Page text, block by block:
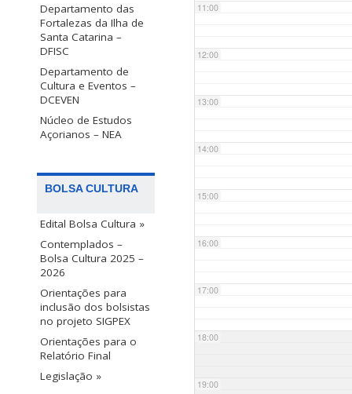
Departamento das
Fortalezas da Ilha de
Santa Catarina –
DFISC
Departamento de
Cultura e Eventos –
DCEVEN
Núcleo de Estudos
Açorianos – NEA
BOLSA CULTURA
Edital Bolsa Cultura »
Contemplados –
Bolsa Cultura 2025 –
2026
Orientações para
inclusão dos bolsistas
no projeto SIGPEX
Orientações para o
Relatório Final
Legislação »
11:00
12:00
13:00
14:00
15:00
16:00
17:00
18:00
19:00